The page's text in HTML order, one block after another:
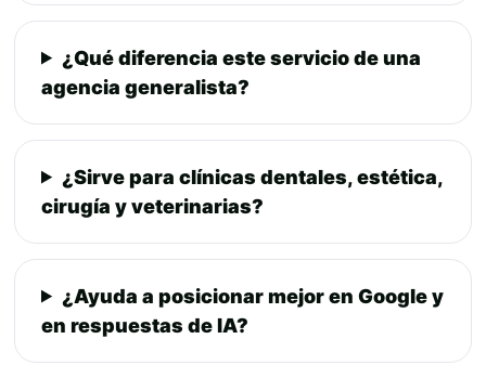
¿Qué diferencia este servicio de una
agencia generalista?
¿Sirve para clínicas dentales, estética,
cirugía y veterinarias?
¿Ayuda a posicionar mejor en Google y
en respuestas de IA?